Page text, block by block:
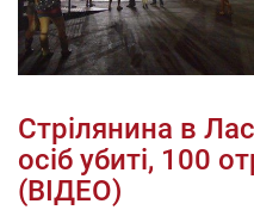
Стрілянина в
осіб убиті, 100
(ВІДЕО)